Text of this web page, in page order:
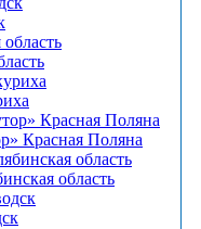
Красная Поляна
область